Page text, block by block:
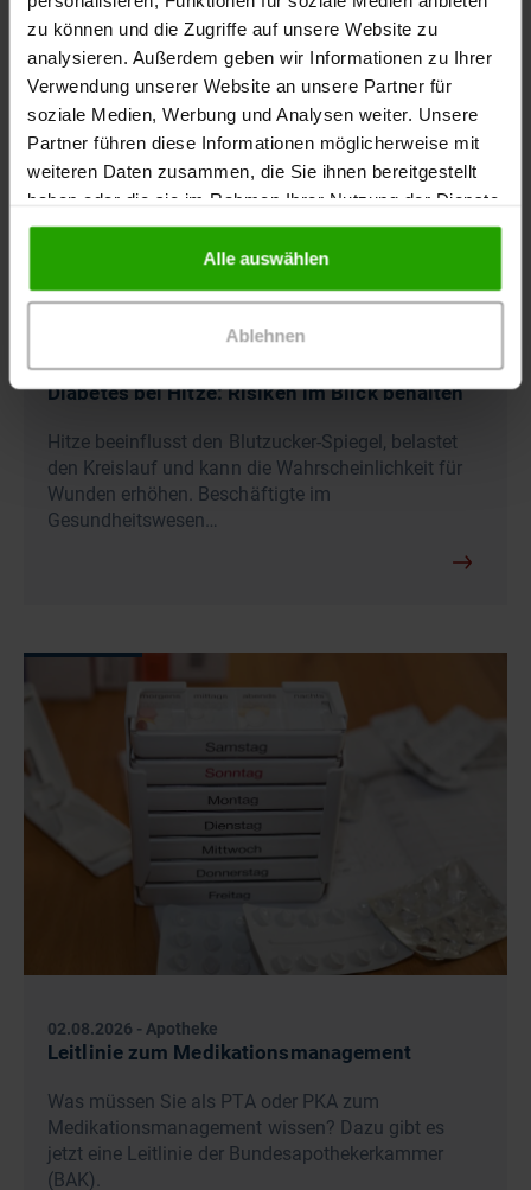
zu können und die Zugriffe auf unsere Website zu
analysieren. Außerdem geben wir Informationen zu Ihrer
Verwendung unserer Website an unsere Partner für
soziale Medien, Werbung und Analysen weiter. Unsere
Partner führen diese Informationen möglicherweise mit
weiteren Daten zusammen, die Sie ihnen bereitgestellt
haben oder die sie im Rahmen Ihrer Nutzung der Dienste
gesammelt haben.
Alle auswählen
Ablehnen
Arztpraxis, Pflegekräfte, Apotheke,
Patienten / Angehörige
Diabetes bei Hitze: Risiken im Blick behalten
Hitze beeinflusst den Blutzucker-Spiegel, belastet
den Kreislauf und kann die Wahrscheinlichkeit für
Wunden erhöhen. Beschäftigte im
Gesundheitswesen…
02.08.2026 - Apotheke
Leitlinie zum Medikationsmanagement
Was müssen Sie als PTA oder PKA zum
Medikationsmanagement wissen? Dazu gibt es
jetzt eine Leitlinie der Bundesapothekerkammer
(BAK).